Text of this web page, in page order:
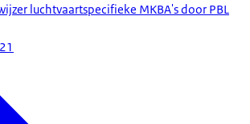
luchtvaartspecifieke MKBA's door PBL